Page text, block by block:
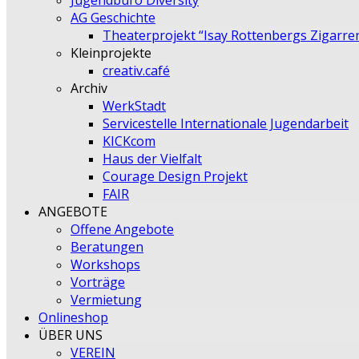
AG Geschichte
Theaterprojekt “Isay Rottenbergs
Kleinprojekte
creativ.café
Archiv
WerkStadt
Servicestelle Internationale Jugendarbeit
KICKcom
Haus der Vielfalt
Courage Design Projekt
FAIR
ANGEBOTE
Offene Angebote
Beratungen
Workshops
Vorträge
Vermietung
Onlineshop
ÜBER UNS
VEREIN